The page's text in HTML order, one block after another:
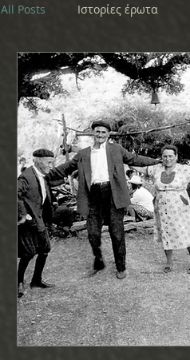
All Posts Ιστορίες έρωτα